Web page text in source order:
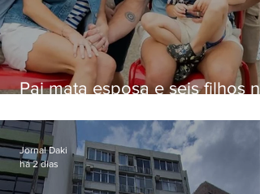
Pai mata esposa e seis filhos
Jornal Daki
há 2 dias